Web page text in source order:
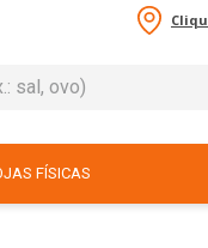
ovo)
FÍSICAS